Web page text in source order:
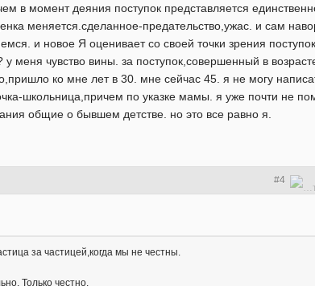
в момент деяния поступок представляется
меняется.сделанное-предательство,ужас. и сам
и новое Я оценивает со своей точки зрения
меня чувство вины. за поступок,совершенный в
ко мне лет в 30. мне сейчас 45. я не могу
школьница,причем по указке мамы. я уже почти не
общие о бывшем детстве. но это все равно я.
#4
за частицей,когда мы не честны.
Только честно.